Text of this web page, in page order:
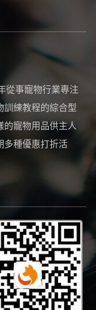
從事寵物行業專注
訓練教程的綜合型
的寵物用品供主人
多種優惠打折活